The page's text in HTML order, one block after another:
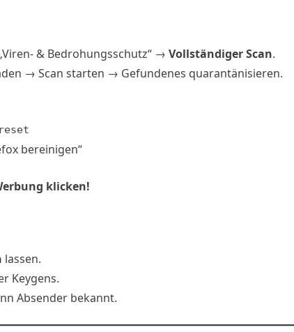
& Bedrohungsschutz“ → Vollständiger Scan.
→ Scan starten → Gefundenes quarantänisieren.
bereinigen“
klicken!
lassen.
Keygens.
Absender bekannt.